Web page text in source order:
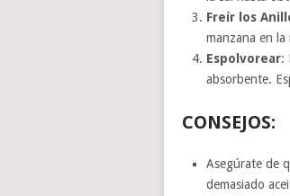
Freír los
manzana en
Espolvorear:
absorbente.
CONSEJOS:
Asegúrate de
demasiado